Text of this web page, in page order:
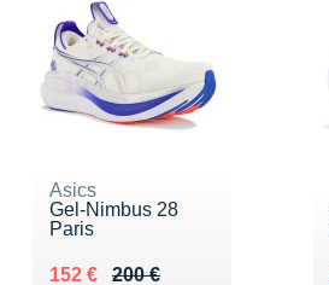
Asics
Gel-Nimbus 28
Paris
200 €
Au lieu de 200 €
152 €
Vendu 152 €